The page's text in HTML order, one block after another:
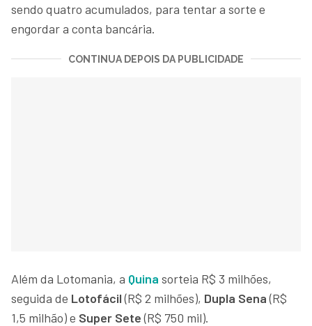
sendo quatro acumulados, para tentar a sorte e
engordar a conta bancária.
CONTINUA DEPOIS DA PUBLICIDADE
Além da Lotomania, a Quina sorteia R$ 3 milhões,
seguida de Lotofácil(R$ 2 milhões), Dupla Sena(R$
1,5 milhão) e Super Sete(R$ 750 mil).